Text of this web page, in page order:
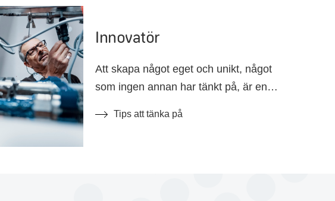
Innovatör
Att skapa något eget och unikt, något
som ingen annan har tänkt på, är en
ingenjörer som funderar på att starta
Tips att tänka på